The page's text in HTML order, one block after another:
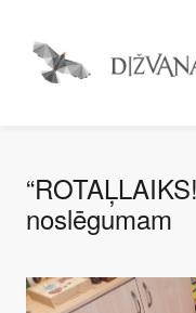
noslēgumam